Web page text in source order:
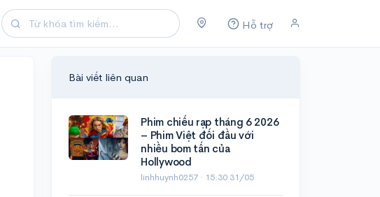
Hỗ trợ
Bài viết liên quan
Phim chiếu rạp tháng 6 2026
– Phim Việt đối đầu với
nhiều bom tấn của
Hollywood
linhhuynh0257 · 15:30 31/05